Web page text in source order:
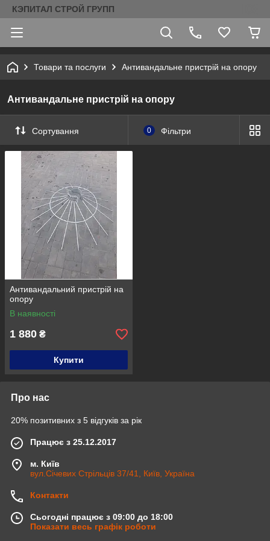
КЭПИТАЛ СТРОЙ ГРУПП
Товари та послуги Антивандальне пристрій на опору
Антивандальне пристрій на опору
Сортування 0 Фільтри
Антивандальний пристрій на
опору
В наявності
1 880 ₴
Купити
Про нас
20% позитивних з 5 відгуків за рік
Працює з 25.12.2017
м. Київ
вул.Січевих Стрільців 37/41, Київ, Україна
Контакти
Сьогодні працює з 09:00 до 18:00
Показати весь графік роботи